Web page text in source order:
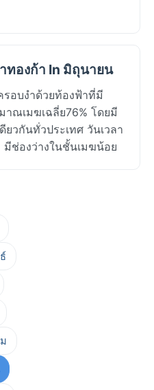
ทองก้า In มิถุนายน
อบงำด้วยท้องฟ้าที่มี
าณเมฆเฉลี่ย76% โดยมี
ยวกันทั่วประเทศ วันเวลา
ช่องว่างในชั้นเมฆน้อย